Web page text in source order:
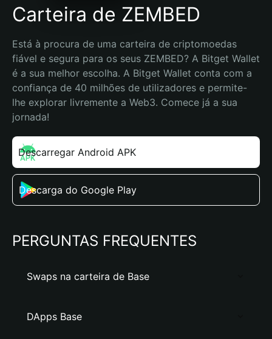
Carteira de ZEMBED
Está à procura de uma carteira de criptomoedas
fiável e segura para os seus ZEMBED? A Bitget Wallet
é a sua melhor escolha. A Bitget Wallet conta com a
confiança de 40 milhões de utilizadores e permite-
lhe explorar livremente a Web3. Comece já a sua
jornada!
Descarregar Android APK
Descarga do Google Play
PERGUNTAS FREQUENTES
Swaps na carteira de Base
DApps Base